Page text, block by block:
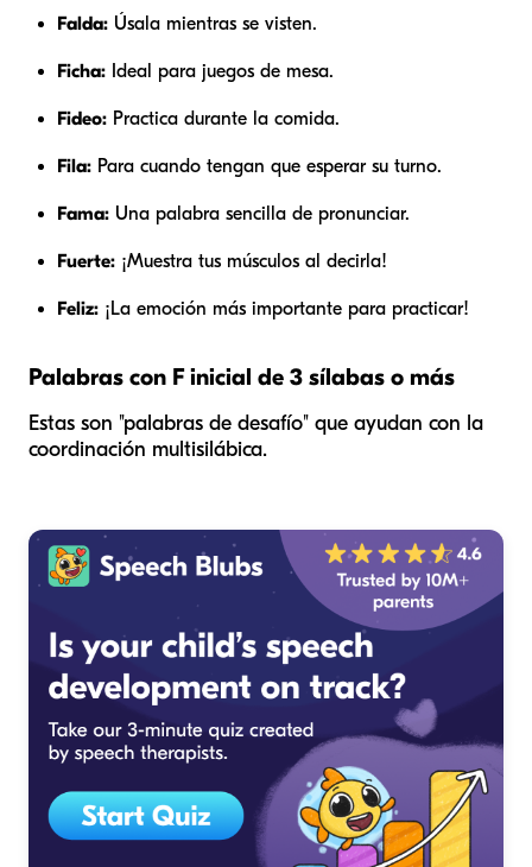
Falda: Úsala mientras se visten.
Ficha: Ideal para juegos de mesa.
Fideo: Practica durante la comida.
Fila: Para cuando tengan que esperar su turno.
Fama: Una palabra sencilla de pronunciar.
Fuerte: ¡Muestra tus músculos al decirla!
Feliz: ¡La emoción más importante para practicar!
Palabras con F inicial de 3 sílabas o más
Estas son "palabras de desafío" que ayudan con la
coordinación multisilábica.